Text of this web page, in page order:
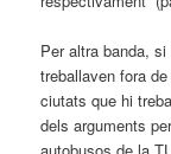
Per altra banda,
treballaven fora
ciutats que hi
dels arguments
autobusos de la